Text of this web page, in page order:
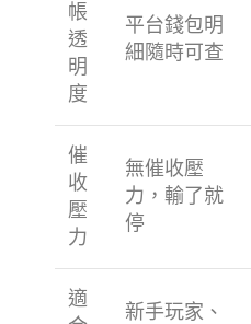
帳
透
明
度
平台錢包明
細隨時可查
催
收
壓
力
無催收壓
力，輸了就
停
適
新手玩家、